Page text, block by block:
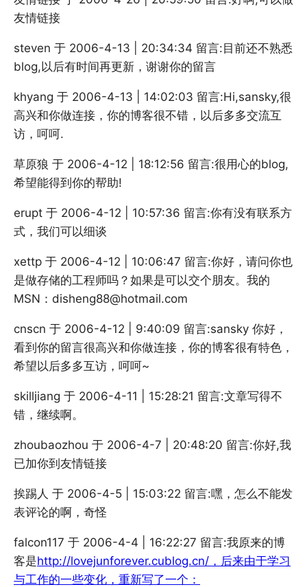
友情链接
steven 于 2006-4-13 | 20:34:34 留言:目前还不熟悉
blog,以后有时间再更新，谢谢你的留言
khyang 于 2006-4-13 | 14:02:03 留言:Hi,sansky,很
高兴和你做连接，你的博客很不错，以后多多交流互
访，呵呵.
草原狼 于 2006-4-12 | 18:12:56 留言:很用心的blog,
希望能得到你的帮助!
erupt 于 2006-4-12 | 10:57:36 留言:你有没有联系方
式，我们可以细谈
xettp 于 2006-4-12 | 10:06:47 留言:你好，请问你也
是做存储的工程师吗？如果是可以交个朋友。我的
MSN：disheng88@hotmail.com
cnscn 于 2006-4-12 | 9:40:09 留言:sansky 你好，
看到你的留言很高兴和你做连接，你的博客很有特色，
希望以后多多互访，呵呵~
skilljiang 于 2006-4-11 | 15:28:21 留言:文章写得不
错，继续啊。
zhoubaozhou 于 2006-4-7 | 20:48:20 留言:你好,我
已加你到友情链接
挨踢人 于 2006-4-5 | 15:03:22 留言:嘿，怎么不能发
表评论的啊，奇怪
falcon117 于 2006-4-4 | 16:22:27 留言:我原来的博
客是http://lovejunforever.cublog.cn/，后来由于学习
与工作的一些变化，重新写了一个：